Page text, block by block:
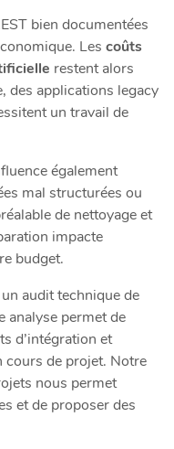
bien documentées
Les coûts
restent alors
des applications legacy
un travail de
également
mal structurées ou
de nettoyage et
impacte
budget.
audit technique de
analyse permet de
d’intégration et
cours de projet. Notre
nous permet
et de proposer des